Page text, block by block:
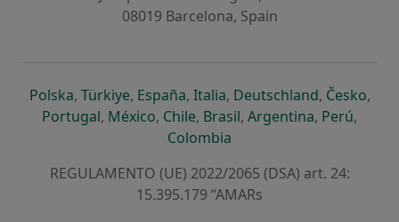
08019 Barcelona, Spain
Polskaabre num novo separador
, Türkiyeabre num novo separador
, Españaabre num novo separador
, Italiaabre num novo
, Deutschlandabre num
, Česko,
Portugalabre num novo separador
, Méxicoabre num novo separador
, Chileabre num novo separador
, Brasilabre num novo
, Argentinaabre num
, Perúabre
,
Colombia
REGULAMENTO (UE) 2022/2065 (DSA) art. 24:
15.395.179 “AMARs